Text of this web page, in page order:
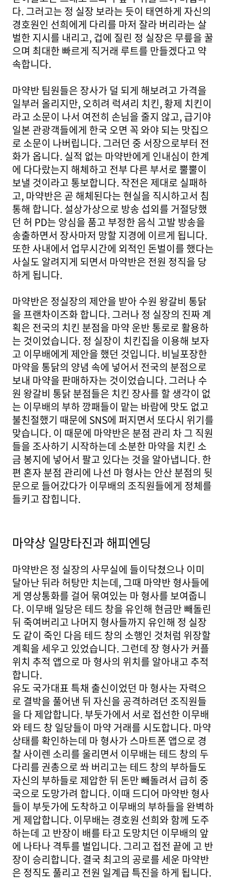
다. 그러고는 정 실장 보라는 듯이 태연하게 자신의
경호원인 선희에게 다리를 마저 잘라 버리라는 살
벌한 지시를 내리고, 겁에 질린 정 실장은 무릎을 꿀
으며 최대한 빠르게 직거래 루트를 만들겠다고 약
속합니다.
마약반 팀원들은 장사가 덜 되게 해보려고 가격을
일부러 올리지만, 오히려 럭셔리 치킨, 황제 치킨이
라고 소문이 나서 여전히 손님을 줄지 않고, 급기야
일본 관광객들에게 한국 오면 꼭 와야 되는 맛집으
로 소문이 나버립니다. 그러던 중 서장으로부터 전
화가 옵니다. 실적 없는 마약반에게 인내심이 한계
에 다다랐는지 해체하고 전부 다른 부서로 뿔뿔이
보낼 것이라고 통보합니다. 작전은 제대로 실패하
고, 마약반은 곧 해체된다는 현실을 직시하고서 침
통해 합니다. 설상가상으로 방송 섭외를 거절당했
던 허 PD는 앙심을 품고 부정한 음식 고발 방송을
송출하면서 장사마저 망할 지경에 이르게 됩니다.
또한 사내에서 업무시간에 외적인 돈벌이를 했다는
사실도 알려지게 되면서 마약반은 전원 정직을 당
하게 됩니다.
마약반은 정실장의 제안을 받아 수원 왕갈비 통닭
을 프랜차이즈화 합니다. 그러나 정 실장의 진짜 계
획은 전국의 치킨 분점을 마약 운반 통로로 활용하
는 것이었습니다. 정 실장이 치킨집을 이용해 보자
고 이무배에게 제안을 했던 것입니다. 비닐포장한
마약을 통닭의 양념 속에 넣어서 전국의 분점으로
보내 마약을 판매하자는 것이었습니다. 그러나 수
원 왕갈비 통닭 분점들은 치킨 장사를 할 생각이 없
는 이무배의 부하 깡패들이 맡는 바람에 맛도 없고
불친절했기 때문에 SNS에 퍼지면서 또다시 위기를
맞습니다. 이 때문에 마약반은 분점 관리 차 그 직원
들을 조사하기 시작하는데 소분한 마약을 치킨 소
금 봉지에 넣어서 팔고 있다는 것을 알아냅니다. 한
편 혼자 분점 관리에 나선 마 형사는 안산 분점의 뒷
문으로 들어갔다가 이무배의 조직원들에게 정체를
들키고 잡힙니다.
마약상 일망타진과 해피엔딩
마약반은 정 실장의 사무실에 들이닥쳤으나 이미
달아난 뒤라 허탕만 치는데, 그때 마약반 형사들에
게 영상통화를 걸어 묶여있는 마 형사를 보여줍니
다. 이무배 일당은 테드 창을 유인해 현금만 빼돌린
뒤 죽여버리고 나머지 형사들까지 유인해 정 실장
도 같이 죽인 다음 테드 창의 소행인 것처럼 위장할
계획을 세우고 있었습니다. 그런데 장 형사가 커플
위치 추적 앱으로 마 형사의 위치를 알아내고 추적
합니다.
유도 국가대표 특채 출신이었던 마 형사는 자력으
로 결박을 풀어낸 뒤 자신을 공격하려던 조직원들
을 다 제압합니다. 부둣가에서 서로 접선한 이무배
와 테드 창 일당들이 마약 거래를 시도합니다. 마약
상태를 확인하는데 마 형사가 스마트폰 앱으로 경
찰 사이렌 소리를 울리면서 이무배는 테드 창의 두
다리를 권총으로 쏴 버리고는 테드 창의 부하들도
자신의 부하들로 제압한 뒤 돈만 빼돌려서 급히 중
국으로 도망가려 합니다. 이때 드디어 마약반 형사
들이 부둣가에 도착하고 이무배의 부하들을 완벽하
게 제압합니다. 이무배는 경호원 선희와 함께 도주
하는데 고 반장이 배를 타고 도망치던 이무배의 앞
에 나타나 격투를 벌입니다. 그리고 접전 끝에 고 반
장이 승리합니다. 결국 최고의 공로를 세운 마약반
은 정직도 풀리고 전원 일계급 특진을 하게 됩니다.